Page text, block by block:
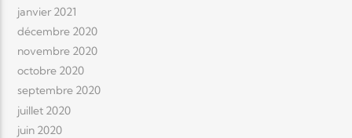
janvier 2021
décembre 2020
novembre 2020
octobre 2020
septembre 2020
juillet 2020
juin 2020